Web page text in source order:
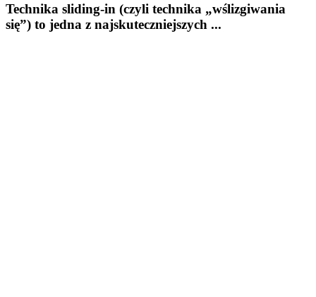
Technika sliding-in (czyli technika „wślizgiwania
się”) to jedna z najskuteczniejszych ...